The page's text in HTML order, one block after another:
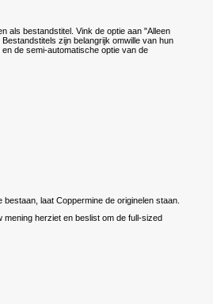
als bestandstitel. Vink de optie aan "Alleen
zijn belangrijk omwille van hun
de semi-automatische optie van de
laat Coppermine de originelen staan.
herziet en beslist om de full-sized